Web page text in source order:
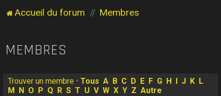
Accueil du forum Membres
MEMBRES
Trouver un membre •Tous A B C D E F G H J K L
M
N O P Q R S T U V W X Y Z Autre